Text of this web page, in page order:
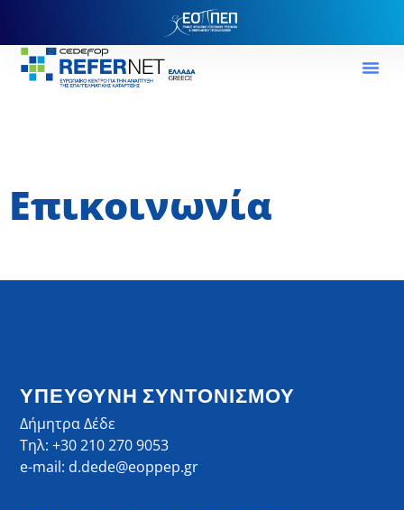
Επικοινωνία
ΥΠΕΥΘΥΝΗ ΣΥΝΤΟΝΙΣΜΟΥ
Δήμητρα Δέδε
Τηλ: +30 210 270 9053
e-mail: d.dede@eoppep.gr